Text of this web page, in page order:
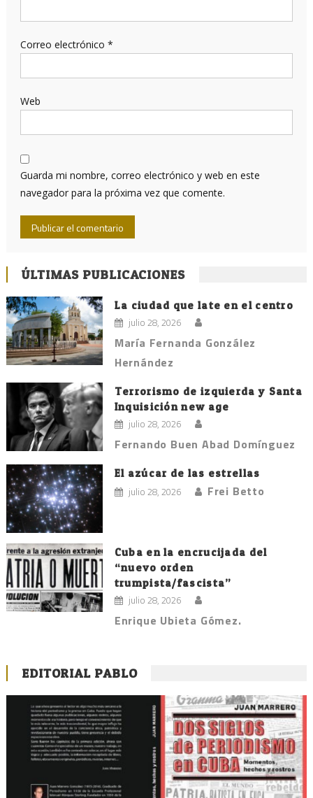
Correo electrónico *
Web
Guarda mi nombre, correo electrónico y web en este
navegador para la próxima vez que comente.
ÚLTIMAS PUBLICACIONES
La ciudad que late en el centro
julio 28, 2026
María Fernanda González
Hernández
Terrorismo de izquierda y Santa
Inquisición new age
julio 28, 2026
Fernando Buen Abad Domínguez
El azúcar de las estrellas
julio 28, 2026 Frei Betto
Cuba en la encrucijada del
“nuevo orden
trumpista/fascista”
julio 28, 2026
Enrique Ubieta Gómez.
EDITORIAL PABLO